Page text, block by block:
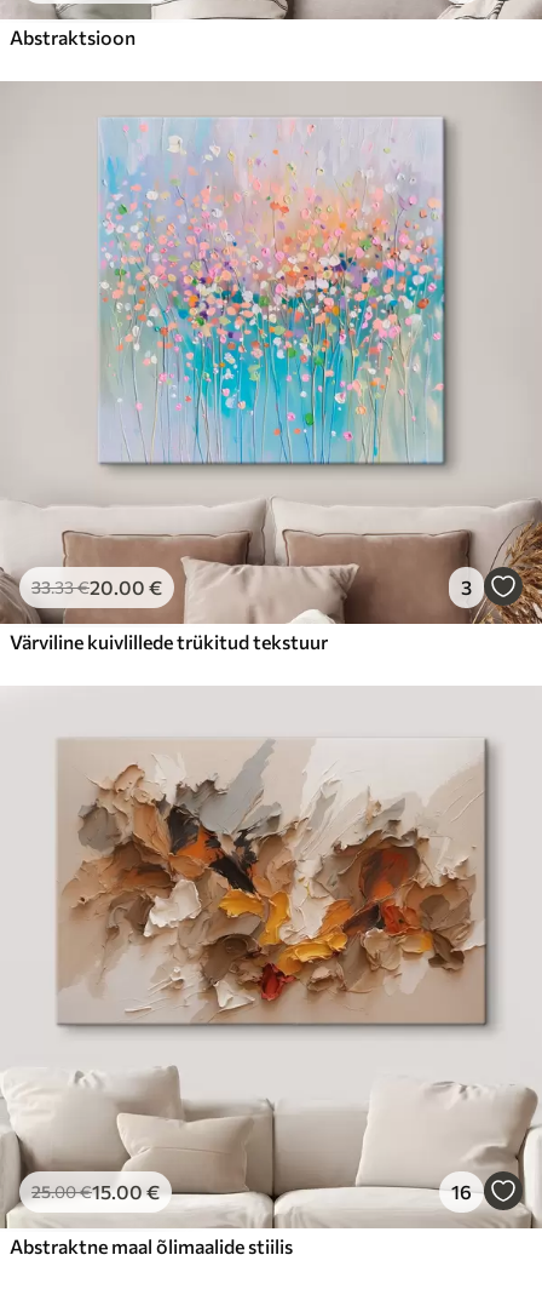
Abstraktsioon
33.33€20.00 € 3
Värviline kuivlillede trükitud tekstuur
25.00€15.00€ 16
Abstraktne maal õlimaalide stiilis